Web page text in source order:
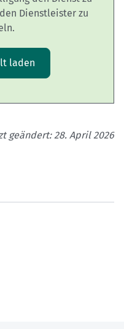
Dienstleister zu
laden
geändert: 28. April 2026